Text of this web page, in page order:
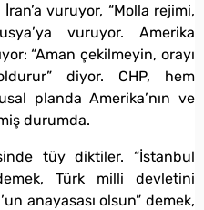
vuruyor, “Molla rejimi,
vuruyor. Amerika
“Aman çekilmeyin, orayı
diyor. CHP, hem
planda Amerika’nın ve
durumda.
tüy diktiler. “İstanbul
Türk milli devletini
anayasası olsun” demek,